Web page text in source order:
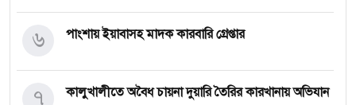
পাংশায় ইয়াবাসহ মাদক কারবারি গ্রেপ্তার
৬
কালুখালীতে অবৈধ চায়না দুয়ারি তৈরির কারখানায় অভিযান
৭